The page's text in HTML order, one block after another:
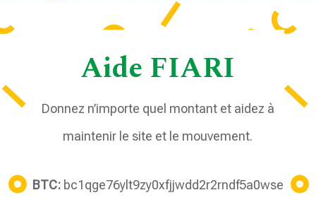
Aide FIARI
Donnez n’importe quel montant et aidez à
maintenir le site et le mouvement.
BTC: bc1qge76ylt9zy0xfjjwdd2r2rndf5a0wse